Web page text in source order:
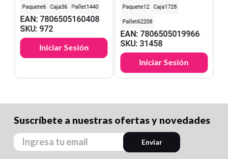
6
36 1440
EAN:7806505160408
SKU:972
Iniciar Sesión
12
1728
62208
EAN:7806505019966
SKU:31458
Iniciar Sesión
Suscríbete a nuestras ofertas y novedades
Enviar